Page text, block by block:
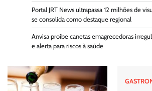
Portal JRT News ultrapassa 12 milhões de
se consolida como destaque regional
Anvisa proíbe canetas emagrecedoras
e alerta para riscos à saúde